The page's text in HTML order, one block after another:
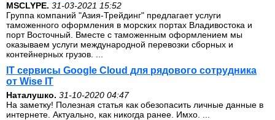
MSCLYPE. 31-03-2021 15:52
Группа компаний "Азия-Трейдинг" предлагает услуги
таможенного оформления в морских портах Владивостока и
порт Восточный. Вместе с таможенным оформлением мы
оказываем услуги международной перевозки сборных и
контейнерных грузов. ...
IT сервисы Google Cloud для рядового сотрудника
от Wise IT
Наталушко. 31-10-2020 04:47
На заметку! Полезная статья как обезопасить личные данные в
интернете. Актуально, как никогда ранее. Имхо. ...